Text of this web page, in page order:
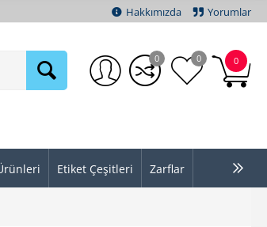
Hakkımızda Yorumlar
0
0 0
Etiket Çeşitleri Zarflar